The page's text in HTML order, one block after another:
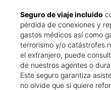
Seguro de viaje incluido
pérdida de conexiones y
gastos médicos así como
terrorismo y/o catástrofes
el extranjero, puede
de nuestros agentes o
Este seguro garantiza
no olvide que si quiere